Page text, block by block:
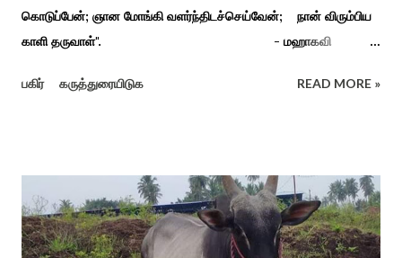
கொடுப்பேன்; ஞான மோங்கி வளர்ந்திடச்செய்வேன்; நான் விரும்பிய
காளி தருவாள்". - மஹாகவி
கொல்லங்குடி கிராம பக்தரின் கனவில் அய்யனார் தோன்றி
எடுத்த அய்யனார் என“வெட்டுடைய அய்யனார்“ நாமம் கோவில்
அமைத்து பூஜித்தனர். ஆங்கிலேய கிழக்கிந்திய ஆட்சியில் சிவகங்கை
இரண்டாம் மன்னர் முத்துவடுகநாதத் தேவர் ஆங்கிலேயரை எதிர்க்க
பகிர் கருத்துரையிடுக READ MORE »